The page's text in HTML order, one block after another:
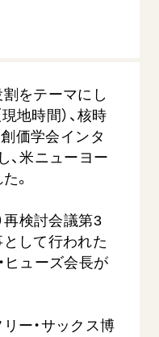
促進
取り組み
旨
をテーマにし
地時間）、核時
価学会インタ
、米ニューヨー
。
再検討会議第3
して行われた
ヒューズ会長が
ー・サックス博